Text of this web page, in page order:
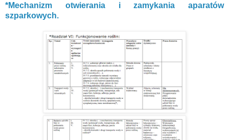
*Mechanizm otwierania i zamykania aparatów
szparkowych.